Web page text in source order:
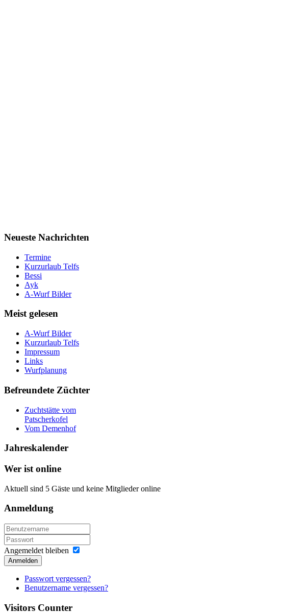
Neueste Nachrichten
Termine
Kurzurlaub Telfs
Bessi
Ayk
A-Wurf Bilder
Meistgelesen
A-Wurf Bilder
Kurzurlaub Telfs
Impressum
Links
Wurfplanung
Befreundete Züchter
Zuchtstätte vom
Patscherkofel
Vom Demenhof
Jahreskalender
Wer ist online
Aktuell sind 5 Gäste und keine Mitglieder online
Anmeldung
Angemeldet bleiben
Anmelden
Passwort vergessen?
Benutzername vergessen?
Visitors Counter